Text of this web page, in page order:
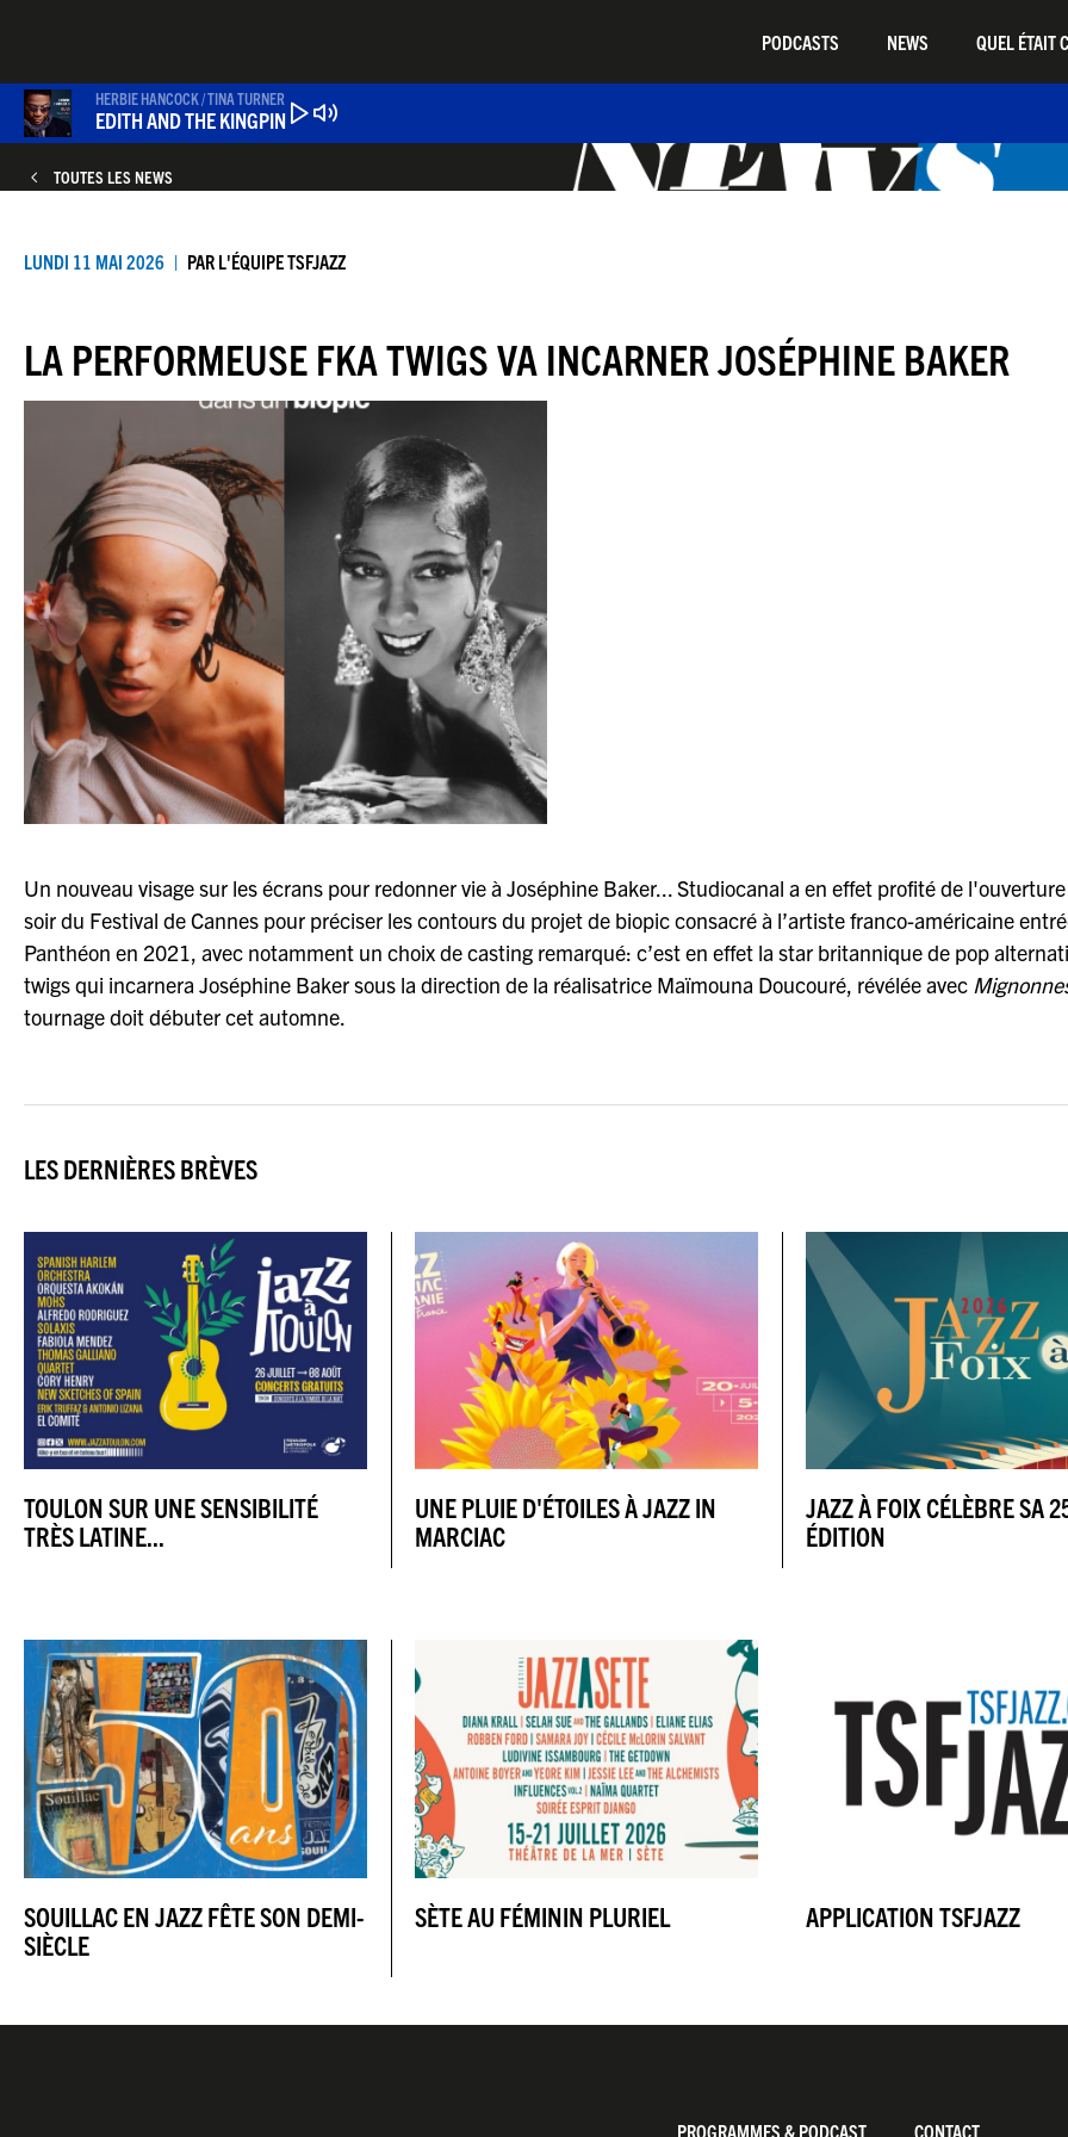
principal
PODCASTS NEWS QUEL ÉTAIT
HERBIE HANCOCK / TINA TURNER
EDITH AND THE KINGPIN
TOUTES LES NEWS
LUNDI 11 MAI 2026 PAR L'ÉQUIPE TSFJAZZ
LA PERFORMEUSE FKA TWIGS VA INCARNER JOSÉPHINE BAKER
Un nouveau visage sur les écrans pour redonner vie à Joséphine Baker... Studiocanal a en effet profité de
soir du Festival de Cannes pour préciser les contours du projet de biopic consacré à l’artiste franco-américaine
Panthéon en 2021, avec notamment un choix de casting remarqué: c’est en effet la star britannique de pop
twigs qui incarnera Joséphine Baker sous la direction de la réalisatrice Maïmouna Doucouré, révélée avec
tournage doit débuter cet automne.
LES DERNIÈRES BRÈVES
TOULON SUR UNE SENSIBILITÉ
TRÈS LATINE...
UNE PLUIE D'ÉTOILES À JAZZ IN
MARCIAC
JAZZ À FOIX CÉLÈBRE SA
ÉDITION
SOUILLAC EN JAZZ FÊTE SON DEMI-
SIÈCLE
SÈTE AU FÉMININ PLURIEL APPLICATION TSFJAZZ
PROGRAMMES & PODCAST CONTACT